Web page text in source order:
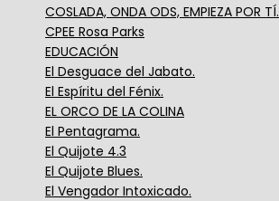
COSLADA, ONDA ODS, EMPIEZA POR TÍ.
CPEE Rosa Parks
EDUCACIÓN
El Desguace del Jabato.
El Espíritu del Fénix.
EL ORCO DE LA COLINA
El Pentagrama.
El Quijote 4.3
El Quijote Blues.
El Vengador Intoxicado.